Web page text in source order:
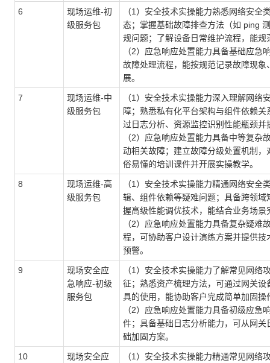
6
现场运维-初
级服务包
（1）安全技术实操能力熟悉网络安
态；掌握基础故障排查方法（如 ping
规问题；了解设备日常维护流程，能
（2）应急响应处置能力具备基础应
故障处理流程，能按规范记录故障现
展。
7
现场运维-中
级服务包
（1）安全技术实操能力深入理解网
障；熟悉私有化平台架构与组件依赖
过日志分析、资源监控识别性能瓶颈并
（2）应急响应处置能力具备中等复
动相关故障；建立故障分级处置机制
俗易懂的培训课件并开展实操教学。
8
现场运维-高
级服务包
（1）安全技术实操能力精通网络安
辑、组件依赖等疑难问题；具备跨领
握高级性能调优技术，能结合业务场
（2）应急响应处置能力具备复杂疑
程，可协助客户设计演练方案并提供
预警。
9
现场安全应
急响应-初级
服务包
（1）安全技术实操能力了解常见网
征；熟悉资产梳理方法，可通过网关
具的使用，能协助客户完成简单加固操
（2）应急响应处置能力具备初级应急
件；具备基础日志分析能力，可从网
础加固方案。
10
现场安全应
（1）安全技术实操能力精通常见网